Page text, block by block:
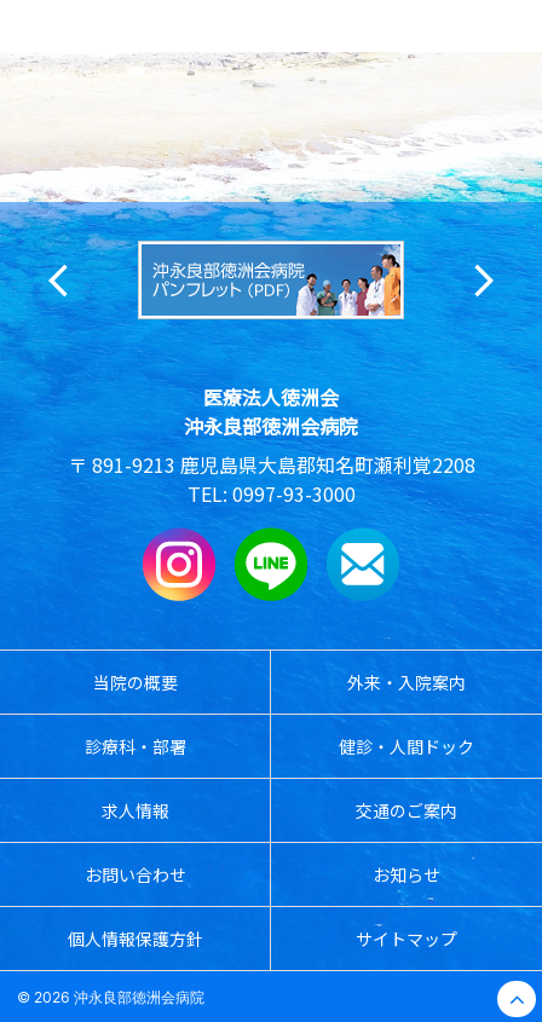
医療法人徳洲会
沖永良部徳洲会病院
891-9213 鹿児島県大島郡知名町瀬利覚2208
0997-93-3000
当院の概要 外来・入院案内
診療科・部署 健診・人間ドック
求人情報 交通のご案内
お問い合わせ お知らせ
個人情報保護方針 サイトマップ
© 2026 沖永良部徳洲会病院